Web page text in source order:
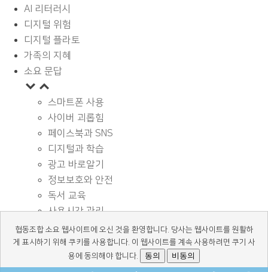
AI 리터러시
디지털 위험
디지털 플라토
가족의 지혜
소요 문답
스마트폰 사용
사이버 괴롭힘
페이스북과 SNS
디지털과 학습
광고 바로알기
정보보호와 안전
독서 교육
사용시간 관리
기타
디지털 상식
협동조합 소요 웹사이트에 오신 것을 환영합니다. 당사는 웹사이트를 원활하
게 표시하기 위해 쿠키를 사용합니다. 이 웹사이트를 계속 사용하려면 쿠기 사
용에 동의해야 합니다.
동의 비동의